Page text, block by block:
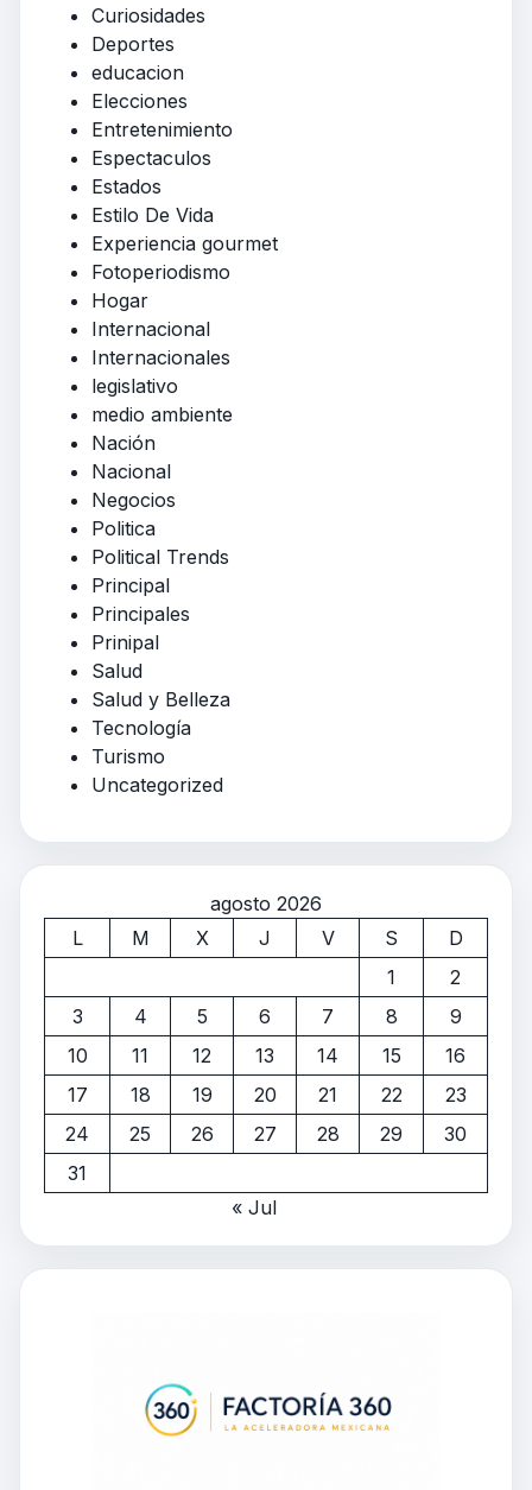
Curiosidades
Deportes
educacion
Elecciones
Entretenimiento
Espectaculos
Estados
Estilo De Vida
Experiencia gourmet
Fotoperiodismo
Hogar
Internacional
Internacionales
legislativo
medio ambiente
Nación
Nacional
Negocios
Politica
Political Trends
Principal
Principales
Prinipal
Salud
Salud y Belleza
Tecnología
Turismo
Uncategorized
agosto 2026
L
M X J V S
D
1
2
3
4 5 6 7 8
9
10
11 12 13 14 15
16
17
18 19 20 21 22
23
24
25 26 27 28 29
30
31
« Jul